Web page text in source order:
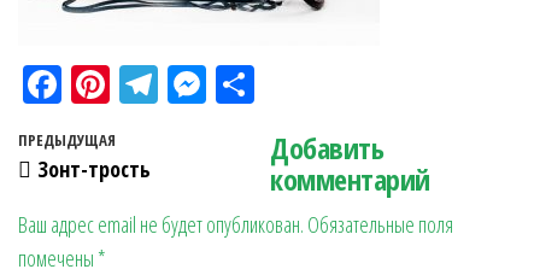
Fa
ce
bo
Pi
nt
er
t
Te
m
M
ge
ра
в
ит
Навигация по записям
Предыдущая запись
ПРЕДЫДУЩАЯ
Зонт-трость
Добавить
комментарий
Ваш адрес email не будет опубликован. Обязательные поля
помечены *